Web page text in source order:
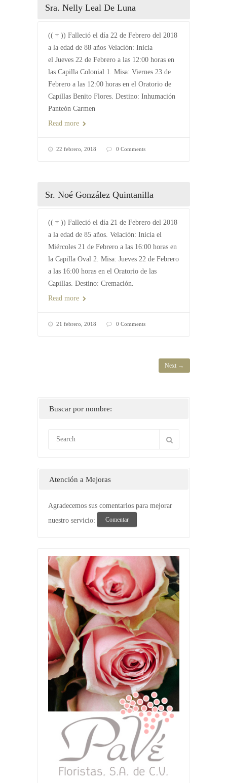
Sra. Nelly Leal De Luna
(( † )) Falleció el día 22 de Febrero del 2018
a la edad de 88 años Velación: Inicia
el Jueves 22 de Febrero a las 12:00 horas en
las Capilla Colonial 1. Misa: Viernes 23 de
Febrero a las 12:00 horas en el Oratorio de
Capillas Benito Flores. Destino: Inhumación
Panteón Carmen
Read more
22 febrero, 2018 0 Comments
Sr. Noé González Quintanilla
(( † )) Falleció el día 21 de Febrero del 2018
a la edad de 85 años. Velación: Inicia el
Miércoles 21 de Febrero a las 16:00 horas en
la Capilla Oval 2. Misa: Jueves 22 de Febrero
a las 16:00 horas en el Oratorio de las
Capillas. Destino: Cremación.
Read more
21 febrero, 2018 0 Comments
Next →
Buscar por nombre:
Atención a Mejoras
Agradecemos sus comentarios para mejorar
nuestro servicio:
Comentar